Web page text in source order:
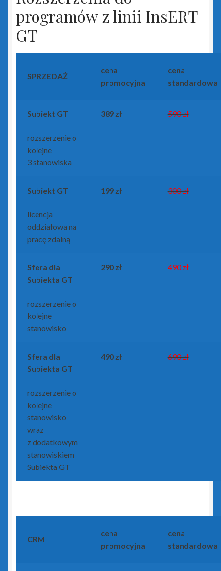
programów z linii InsERT
GT
SPRZEDAŻ
cena
promocyjna
cena
standardowa
Subiekt GT
rozszerzenie o
kolejne
3 stanowiska
389 zł 590 zł
Subiekt GT
licencja
oddziałowa na
pracę zdalną
199 zł 300 zł
Sfera dla
Subiekta GT
rozszerzenie o
kolejne
stanowisko
290 zł 490 zł
Sfera dla
Subiekta GT
rozszerzenie o
kolejne
stanowisko
wraz
z dodatkowym
stanowiskiem
Subiekta GT
490 zł 690 zł
CRM
cena
promocyjna
cena
standardowa